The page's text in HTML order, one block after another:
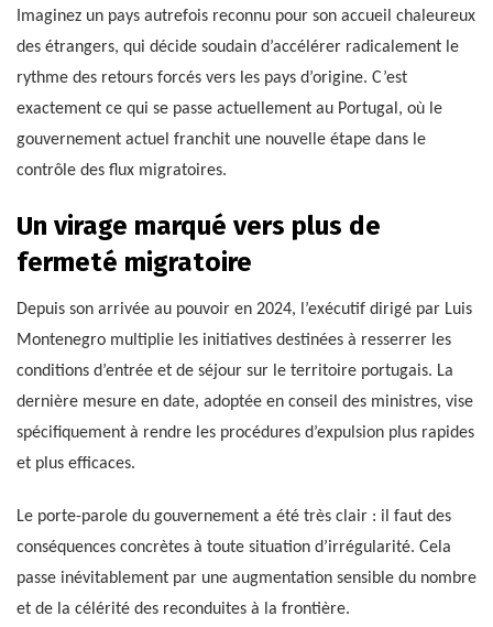
Imaginez un pays autrefois reconnu pour son accueil chaleureux
des étrangers, qui décide soudain d’accélérer radicalement le
rythme des retours forcés vers les pays d’origine. C’est
exactement ce qui se passe actuellement au Portugal, où le
gouvernement actuel franchit une nouvelle étape dans le
contrôle des flux migratoires.
Un virage marqué vers plus de
fermeté migratoire
Depuis son arrivée au pouvoir en 2024, l’exécutif dirigé par Luis
Montenegro multiplie les initiatives destinées à resserrer les
conditions d’entrée et de séjour sur le territoire portugais. La
dernière mesure en date, adoptée en conseil des ministres, vise
spécifiquement à rendre les procédures d’expulsion plus rapides
et plus efficaces.
Le porte-parole du gouvernement a été très clair : il faut des
conséquences concrètes à toute situation d’irrégularité. Cela
passe inévitablement par une augmentation sensible du nombre
et de la célérité des reconduites à la frontière.